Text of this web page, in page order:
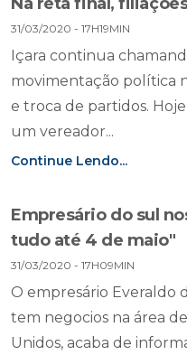
31/03/2020 - 17H19MIN
Içara continua
movimentação política
e troca de partidos.
um vereador...
Continue Lendo...
Empresário do sul
tudo até 4 de maio"
31/03/2020 - 17H09MIN
O empresário Everaldo
tem negocios na área
Unidos, acaba de